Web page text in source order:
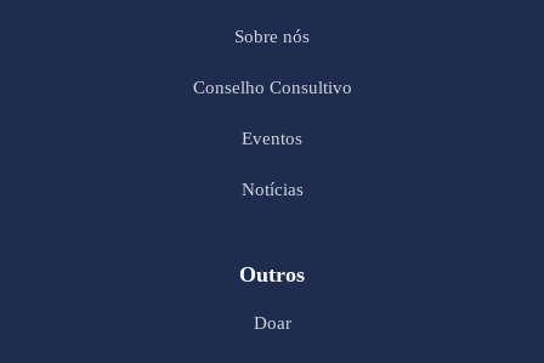
Sobre nós
Conselho Consultivo
Eventos
Notícias
Outros
Doar